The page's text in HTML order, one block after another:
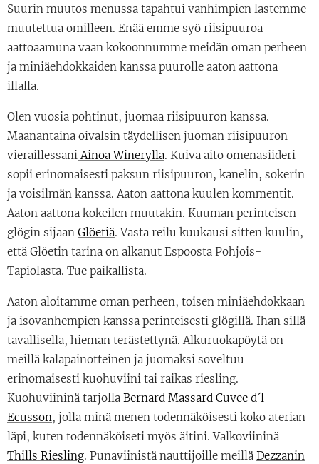
Suurin muutos menussa tapahtui vanhimpien lastemme
muutettua omilleen. Enää emme syö riisipuuroa
aattoaamuna vaan kokoonnumme meidän oman perheen
ja miniäehdokkaiden kanssa puurolle aaton aattona
illalla.
Olen vuosia pohtinut, juomaa riisipuuron kanssa.
Maanantaina oivalsin täydellisen juoman riisipuuron
vieraillessaniAinoa Winerylla. Kuiva aito omenasiideri
sopii erinomaisesti paksun riisipuuron, kanelin, sokerin
ja voisilmän kanssa. Aaton aattona kuulen kommentit.
Aaton aattona kokeilen muutakin. Kuuman perinteisen
glögin sijaan Glöetiä. Vasta reilu kuukausi sitten kuulin,
että Glöetin tarina on alkanut Espoosta Pohjois-
Tapiolasta. Tue paikallista.
Aaton aloitamme oman perheen, toisen miniäehdokkaan
ja isovanhempien kanssa perinteisesti glögillä. Ihan sillä
tavallisella, hieman terästettynä. Alkuruokapöytä on
meillä kalapainotteinen ja juomaksi soveltuu
erinomaisesti kuohuviini tai raikas riesling.
Kuohuviininä tarjolla Bernard Massard Cuvee d´l
Ecusson, jolla minä menen todennäköisesti koko aterian
läpi, kuten todennäköiseti myös äitini. Valkoviininä
Thills Riesling. Punaviinistä nauttijoille meillä Dezzanin